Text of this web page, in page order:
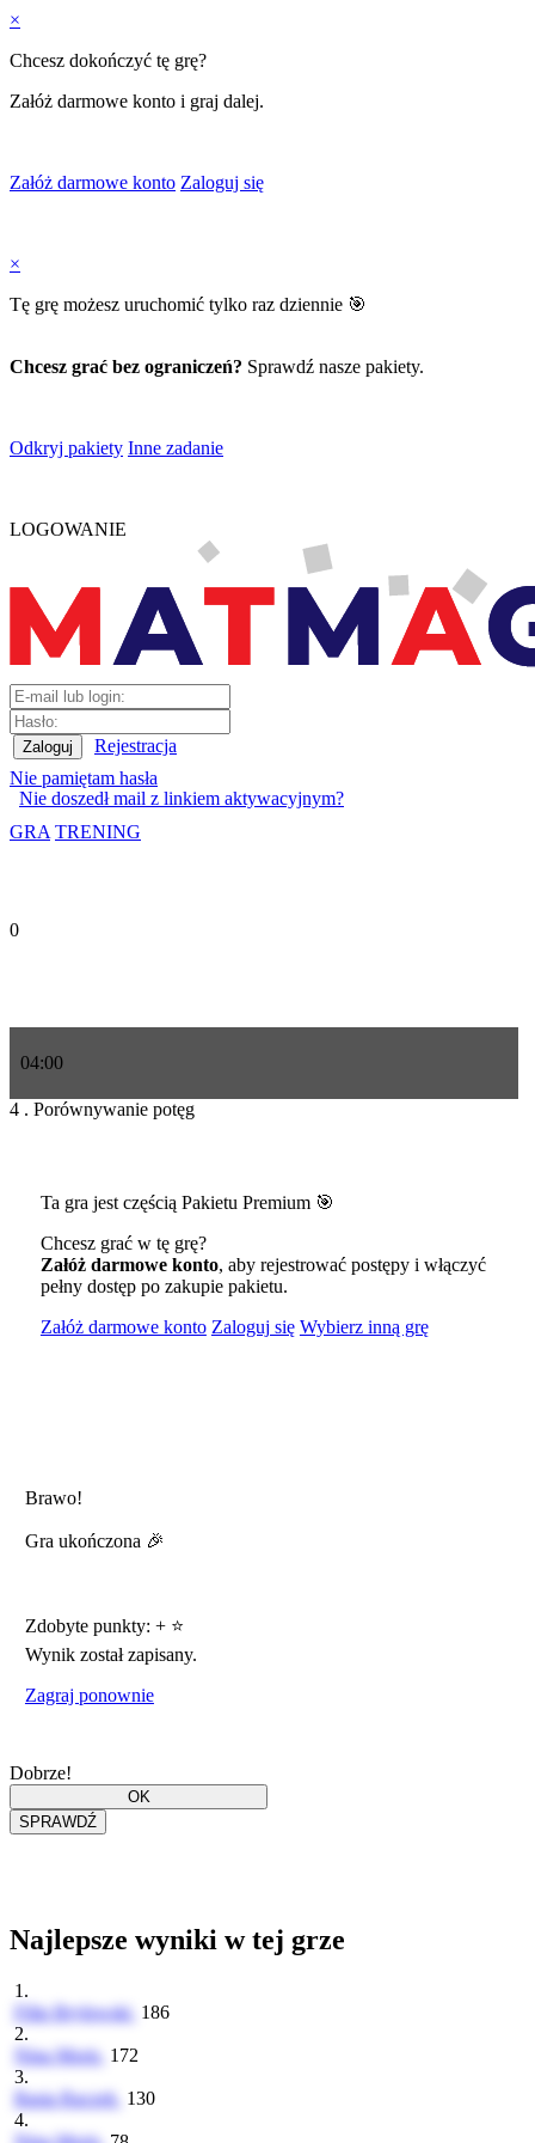
×
Chcesz dokończyć tę grę?
Załóż darmowe konto i graj dalej.
Załóż darmowe konto Zaloguj się
×
Tę grę możesz uruchomić tylko raz dziennie 🎯
Chcesz grać bez ograniczeń? Sprawdź nasze pakiety.
Odkryj pakiety Inne zadanie
LOGOWANIE
Rejestracja
Nie pamiętam hasła
Nie doszedł mail z linkiem aktywacyjnym?
GRA TRENING
0
04:00
4 . Porównywanie potęg
Ta gra jest częścią Pakietu Premium 🎯
Chcesz grać w tę grę?
Załóż darmowe konto, aby rejestrować postępy i włączyć
pełny dostęp po zakupie pakietu.
Załóż darmowe konto Zaloguj się Wybierz inną grę
Brawo!
Gra ukończona 🎉
Zdobyte punkty: +⭐
Wynik został zapisany.
Zagraj ponownie
Dobrze!
Najlepsze wyniki w tej grze
1.
Filip Brylewski 186
2.
Nina Moris 172
3.
Basia Raczek 130
4.